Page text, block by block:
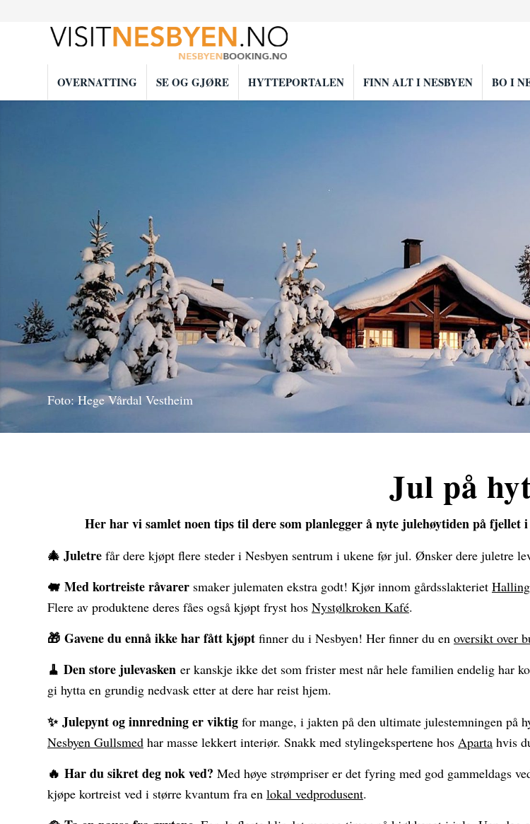
OVERNATTING SE OG GJØRE HYTTEPORTALEN FINN ALT I NESBYEN BO I
Foto: Hege Vårdal Vestheim
Jul på
Her har vi samlet noen tips til dere som planlegger å nyte julehøytiden på fjellet
🎄 Juletre får dere kjøpt flere steder i Nesbyen sentrum i ukene før jul. Ønsker dere juletre
🐖 Med kortreiste råvarer smaker julematen ekstra godt! Kjør innom gårdsslakteriet
Flere av produktene deres fåes også kjøpt fryst hos Nystølkroken Kafé.
🎁 Gavene du ennå ikke har fått kjøpt finner du i Nesbyen! Her finner du en oversikt over
🧹 Den store julevasken er kanskje ikke det som frister mest når hele familien endelig har
gi hytta en grundig nedvask etter at dere har reist hjem.
✨ Julepynt og innredning er viktig for mange, i jakten på den ultimate julestemningen på
Nesbyen Gullsmed har masse lekkert interiør. Snakk med stylingekspertene hos Aparta hvis
🔥 Har du sikret deg nok ved? Med høye strømpriser er det fyring med god gammeldags
kjøpe kortreist ved i større kvantum fra en lokal vedprodusent.